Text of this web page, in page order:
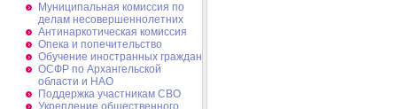
Муниципальная комиссия по
делам несовершеннолетних
Антинаркотическая комиссия
Опека и попечительство
Обучение иностранных граждан
ОСФР по Архангельской
области и НАО
Поддержка участникам СВО
Укрепление общественного